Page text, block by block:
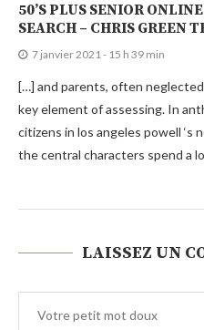
50’S PLUS SENIOR
SEARCH – CHRIS GREEN
7 janvier 2021 - 15 h 39 min
[…] and parents, often
key element of assessing. In
citizens in los angeles powell ‘s
the central characters spend a
LAISSEZ UN